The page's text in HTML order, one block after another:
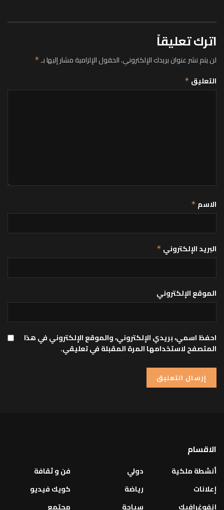
اترك تعليقاً
لن يتم نشر عنوان بريدك الإلكتروني.الحقول الإلزامية مشار إليها بـ*
التعليق *
الاسم *
البريد الإلكتروني *
الموقع الإلكتروني
احفظ اسمي، بريدي الإلكتروني، والموقع الإلكتروني في هذا
المتصفح لاستخدامها المرة المقبلة في تعليقي.
الاقسام
أنشطة ملكية
إعلانات
إنفوغرافيك
دولي
رياضة
سياحة
فن و ثقافة
كويك فيديو
مجتمع